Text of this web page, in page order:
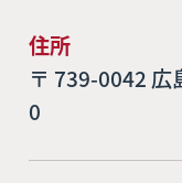
住所
〒 739-0042 広
0